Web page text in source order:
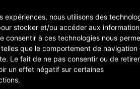
expériences, nous utilisons des
stocker et/ou accéder aux
consentir à ces technologies nous
que le comportement de navigation
Le fait de ne pas consentir ou de
un effet négatif sur certaines